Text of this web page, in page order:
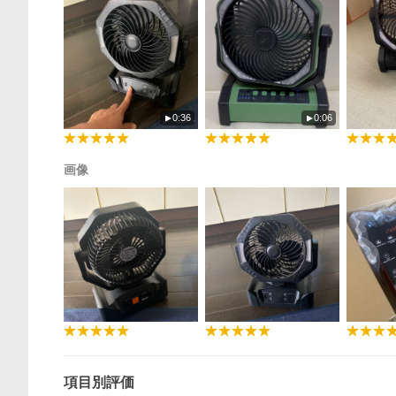
0:36 0:06
画像
項目別評価